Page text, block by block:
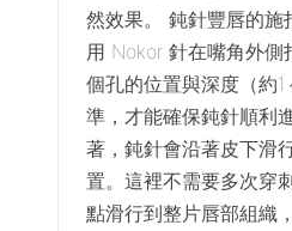
然效果。 鈍針豐唇的施
用 Nokor 針在嘴角外側
個孔的位置與深度（約
準，才能確保鈍針順利
著，鈍針會沿著皮下滑
置。這裡不需要多次穿
點滑行到整片唇部組織